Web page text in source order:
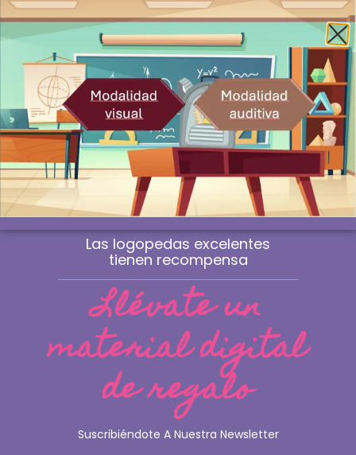
Envío gratis a la península a partir de 60€
¿Profesional? Compra sin IVA
WhatsApp
0
Material de logopedia
manipulativo
Las sesiones que marcan la diferencia
no se improvisan. Se eligen.
FONOCUBE
La tranquilidad de trabajar todos los
objetivos clave de la conciencia
Las logopedas excelentes
tienen recompensa
Llévate un
material digital
de regalo
Suscribiéndote A Nuestra Newsletter